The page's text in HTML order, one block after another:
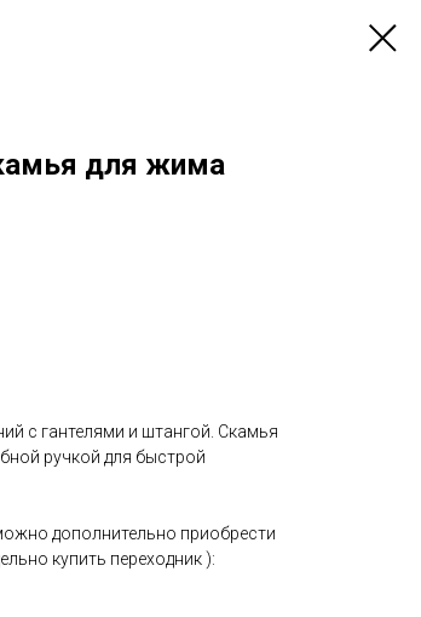
для жима
с гантелями и штангой. Скамья
ручкой для быстрой
дополнительно приобрести
купить переходник ):